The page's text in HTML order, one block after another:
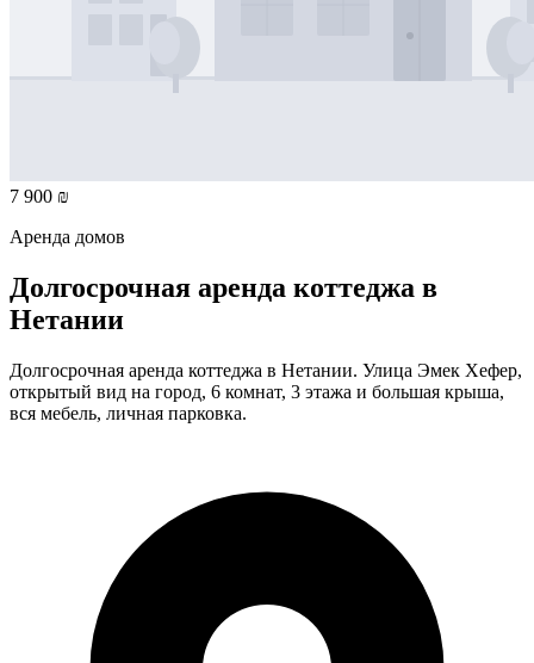
7 900 ₪
Аренда домов
Долгосрочная аренда коттеджа в
Нетании
Долгосрочная аренда коттеджа в Нетании. Улица Эмек Хефер,
открытый вид на город, 6 комнат, 3 этажа и большая крыша,
вся мебель, личная парковка.